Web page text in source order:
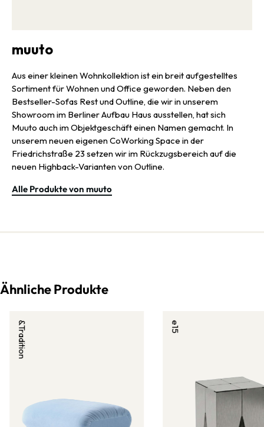
muuto
Aus einer kleinen Wohnkollektion ist ein breit aufgestelltes
Sortiment für Wohnen und Office geworden. Neben den
Bestseller-Sofas Rest und Outline, die wir in unserem
Showroom im Berliner Aufbau Haus ausstellen, hat sich
Muuto auch im Objektgeschäft einen Namen gemacht. In
unserem neuen eigenen CoWorking Space in der
Friedrichstraße 23 setzen wir im Rückzugsbereich auf die
neuen Highback-Varianten von Outline.
Alle Produkte von muuto
Ähnliche Produkte
&Tradition e15